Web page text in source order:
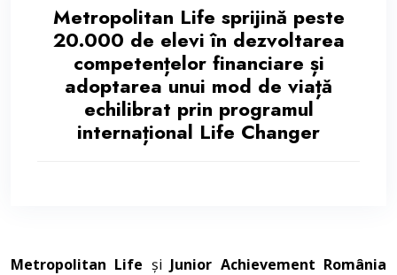
Metropolitan Life sprijină peste
20.000 de elevi în dezvoltarea
competențelor financiare și
adoptarea unui mod de viață
echilibrat prin programul
internațional Life Changer
Metropolitan Life și Junior Achievement România